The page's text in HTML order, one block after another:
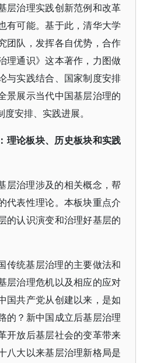
层治理实践创新范例和改革
有可能。基于此，清华大学
团队，发挥各自优势，合作
理通识》这本著作，力图做
与实践结合、国家制度安排
景展示当代中国基层治理的
安排、实践进展。
理论板块、历史板块和实践
层治理涉及的相关概念，帮
代表性理论。本板块重点介
的认识演变和治理好基层的
传统基层治理的主要做法和
层治理危机以及相应的应对
国共产党从创建以来，是如
的？新中国成立后基层治理
开放后基层社会的变革带来
八大以来基层治理新格局是